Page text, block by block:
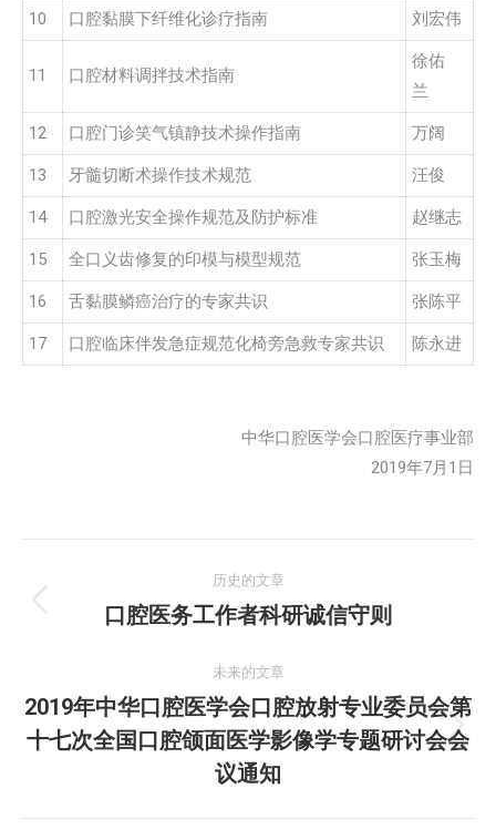
10 口腔黏膜下纤维化诊疗指南 刘宏伟
11 口腔材料调拌技术指南
徐佑
兰
12 口腔门诊笑气镇静技术操作指南 万阔
13 牙髓切断术操作技术规范 汪俊
14 口腔激光安全操作规范及防护标准 赵继志
15 全口义齿修复的印模与模型规范 张玉梅
16 舌黏膜鳞癌治疗的专家共识 张陈平
17 口腔临床伴发急症规范化椅旁急救专家共识 陈永进
中华口腔医学会口腔医疗事业部
2019年7月1日
章
航
历史的文章
历
的
文
章：
口腔医务工作者科研诚信守则
未来的文章
未
来
2019年中华口腔医学会口腔放射专业委员会第
十七次全国口腔颌面医学影像学专题研讨会会
议通知